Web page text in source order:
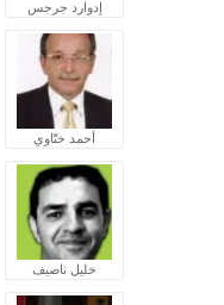
إدوارد جرجس
أحمد ختّاوي
خليل ناصيف